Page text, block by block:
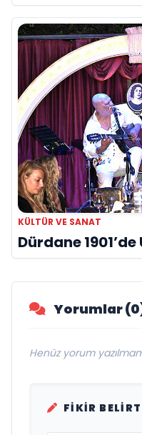
KÜLTÜR VE SANAT
Dürdane
Yorumlar
Henüz yorum
FIKIR BELIRT